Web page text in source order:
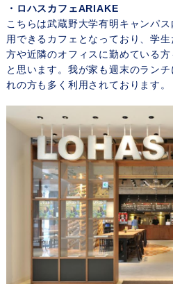
・ロハスカフェARIAKE
こちらは武蔵野大学有明キャンパ
用できるカフェとなっており、学
方や近隣のオフィスに勤めている
と思います。我が家も週末のラン
れの方も多く利用されております。